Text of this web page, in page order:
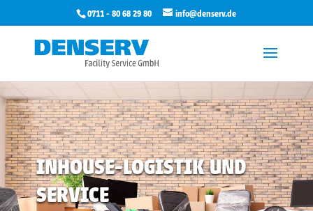
0711 - 80 68 29 80 info@denserv.de
INHOUSE-LOGISTIK UND
SERVICE